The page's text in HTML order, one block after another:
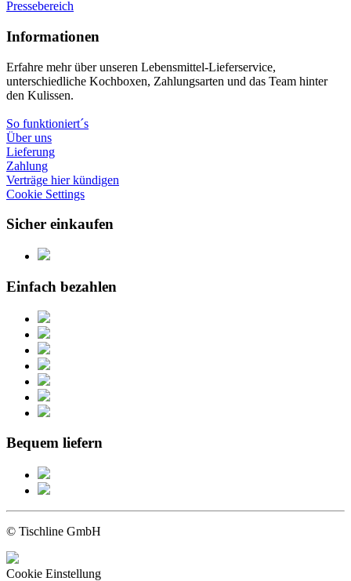
Pressebereich
Informationen
Erfahre mehr über unseren Lebensmittel-Lieferservice,
unterschiedliche Kochboxen, Zahlungsarten und das Team hinter
den Kulissen.
So funktioniert´s
Über uns
Lieferung
Zahlung
Verträge hier kündigen
Cookie Settings
Sicher einkaufen
Einfach bezahlen
Bequem liefern
© Tischline GmbH
Cookie Einstellung